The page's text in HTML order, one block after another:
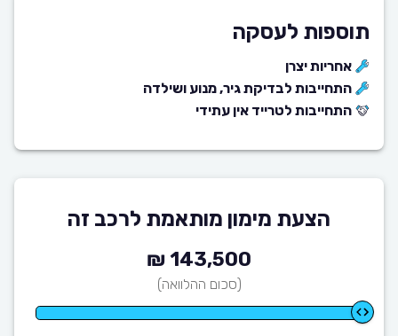
תוספות לעסקה
אחריות יצרן
התחייבות לבדיקת גיר, מנוע ושילדה
התחייבות לטרייד אין עתידי
הצעת מימון מותאמת לרכב זה
143,500 ₪
(סכום ההלוואה)